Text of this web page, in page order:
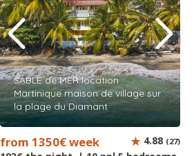
SABLE de MER location
Martinique maison de village sur
la plage du Diamant
from 1350€ week 4.88 (27)